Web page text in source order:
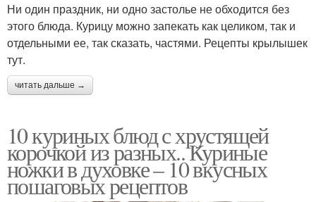
Ни один праздник, ни одно застолье не обходится без
этого блюда. Курицу можно запекать как целиком, так и
отдельными ее, так сказать, частями. Рецепты крылышек
тут.
читать дальше →
10 куриных блюд с хрустящей
корочкой из разных.. Куриные
ножки в духовке – 10 вкусных
пошаговых рецептов